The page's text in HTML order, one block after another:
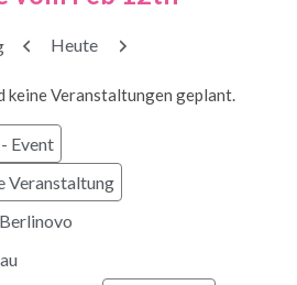
Zurück
Heute Weiter
keine Veranstaltungen geplant.
Event
Veranstaltung
Berlinovo